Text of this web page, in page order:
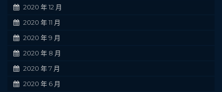
2020 年 12 月
2020 年 11 月
2020 年 9 月
2020 年 8 月
2020 年 7 月
2020 年 6 月